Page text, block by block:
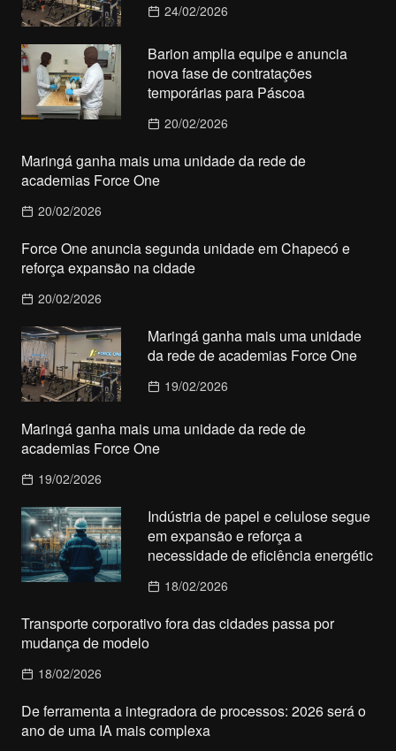
24/02/2026
Barion amplia equipe e anuncia
nova fase de contratações
temporárias para Páscoa
20/02/2026
Maringá ganha mais uma unidade da rede de
academias Force One
20/02/2026
Force One anuncia segunda unidade em Chapecó e
reforça expansão na cidade
20/02/2026
Maringá ganha mais uma unidade
da rede de academias Force One
19/02/2026
Maringá ganha mais uma unidade da rede de
academias Force One
19/02/2026
Indústria de papel e celulose segue
em expansão e reforça a
necessidade de eficiência energétic
18/02/2026
Transporte corporativo fora das cidades passa por
mudança de modelo
18/02/2026
De ferramenta a integradora de processos: 2026 será o
ano de uma IA mais complexa